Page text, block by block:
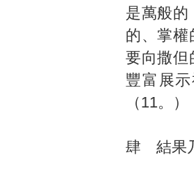
是萬般的
的、掌權
要向撒但
豐富展
（11。）
肆 結果